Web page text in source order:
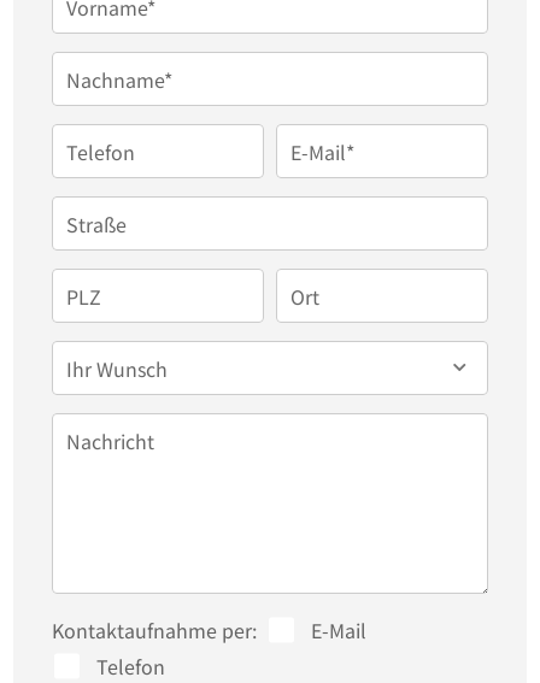
Vorname*
Nachname*
Telefon E-Mail*
Straße
PLZ Ort
Ihr Wunsch
Nachricht
Kontaktaufnahme per:
E-Mail
Telefon